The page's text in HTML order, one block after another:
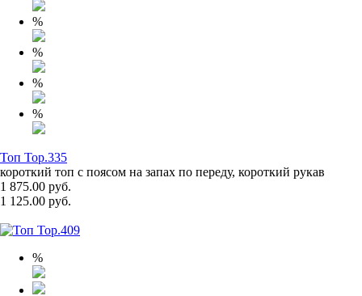
%
%
%
%
Топ Top.335
короткий топ с поясом на запах по переду, короткий рукав
1 875.00 руб.
1 125.00 руб.
%